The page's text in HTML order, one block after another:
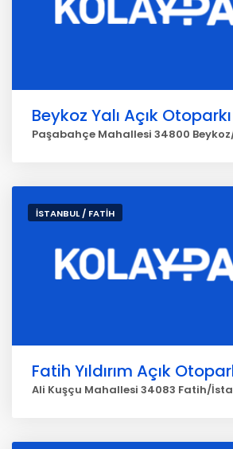
Beykoz Yalı Açık Otoparkı
Paşabahçe Mahallesi 34800
İSTANBUL / FATİH
Fatih Yıldırım Açık
Ali Kuşçu Mahallesi 34083 Fatih/